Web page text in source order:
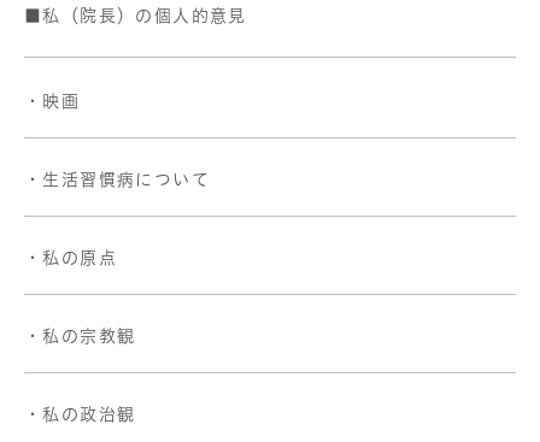
■私（院長）の個人的意見
・映画
・生活習慣病について
・私の原点
・私の宗教観
・私の政治観